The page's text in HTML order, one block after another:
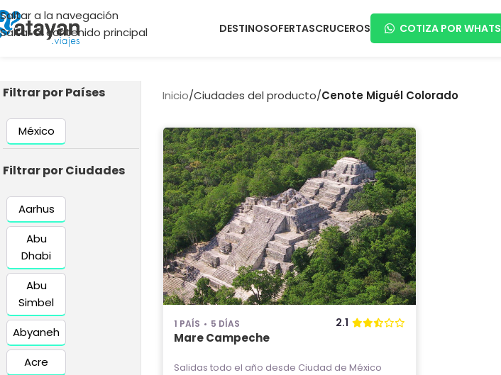
Saltar a la navegación
Saltar al contenido principal
DESTINOSOFERTASCRUCEROS COTIZA POR WHATS
Filtrar por Países
México
Filtrar por Ciudades
Aarhus
Abu
Dhabi
Abu
Simbel
Abyaneh
Acre
Inicio/Ciudades del producto/Cenote Miguél Colorado
1 PAÍS 5 DÍAS 2.1
Mare Campeche
Salidas todo el año desde Ciudad de México